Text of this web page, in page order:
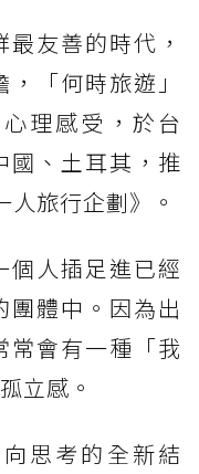
友善的時代，
「何時旅遊」
理感受，於台
國、土耳其，推
旅行企劃》。
個人插足進已經
團體中。因為出
常會有一種「我
立感。
思考的全新結